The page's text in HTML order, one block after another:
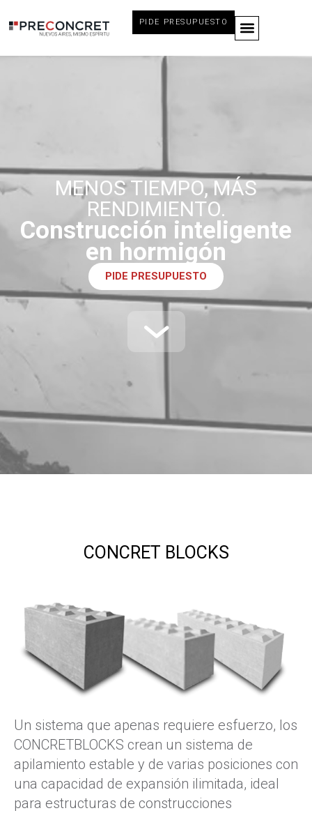
PIDE PRESUPUESTO
MENOS TIEMPO, MÁS
RENDIMIENTO.
Construcción inteligente
en hormigón
PIDE PRESUPUESTO
CONCRET BLOCKS
Un sistema que apenas requiere esfuerzo, los
CONCRETBLOCKS crean un sistema de
apilamiento estable y de varias posiciones con
una capacidad de expansión ilimitada, ideal
para estructuras de construcciones